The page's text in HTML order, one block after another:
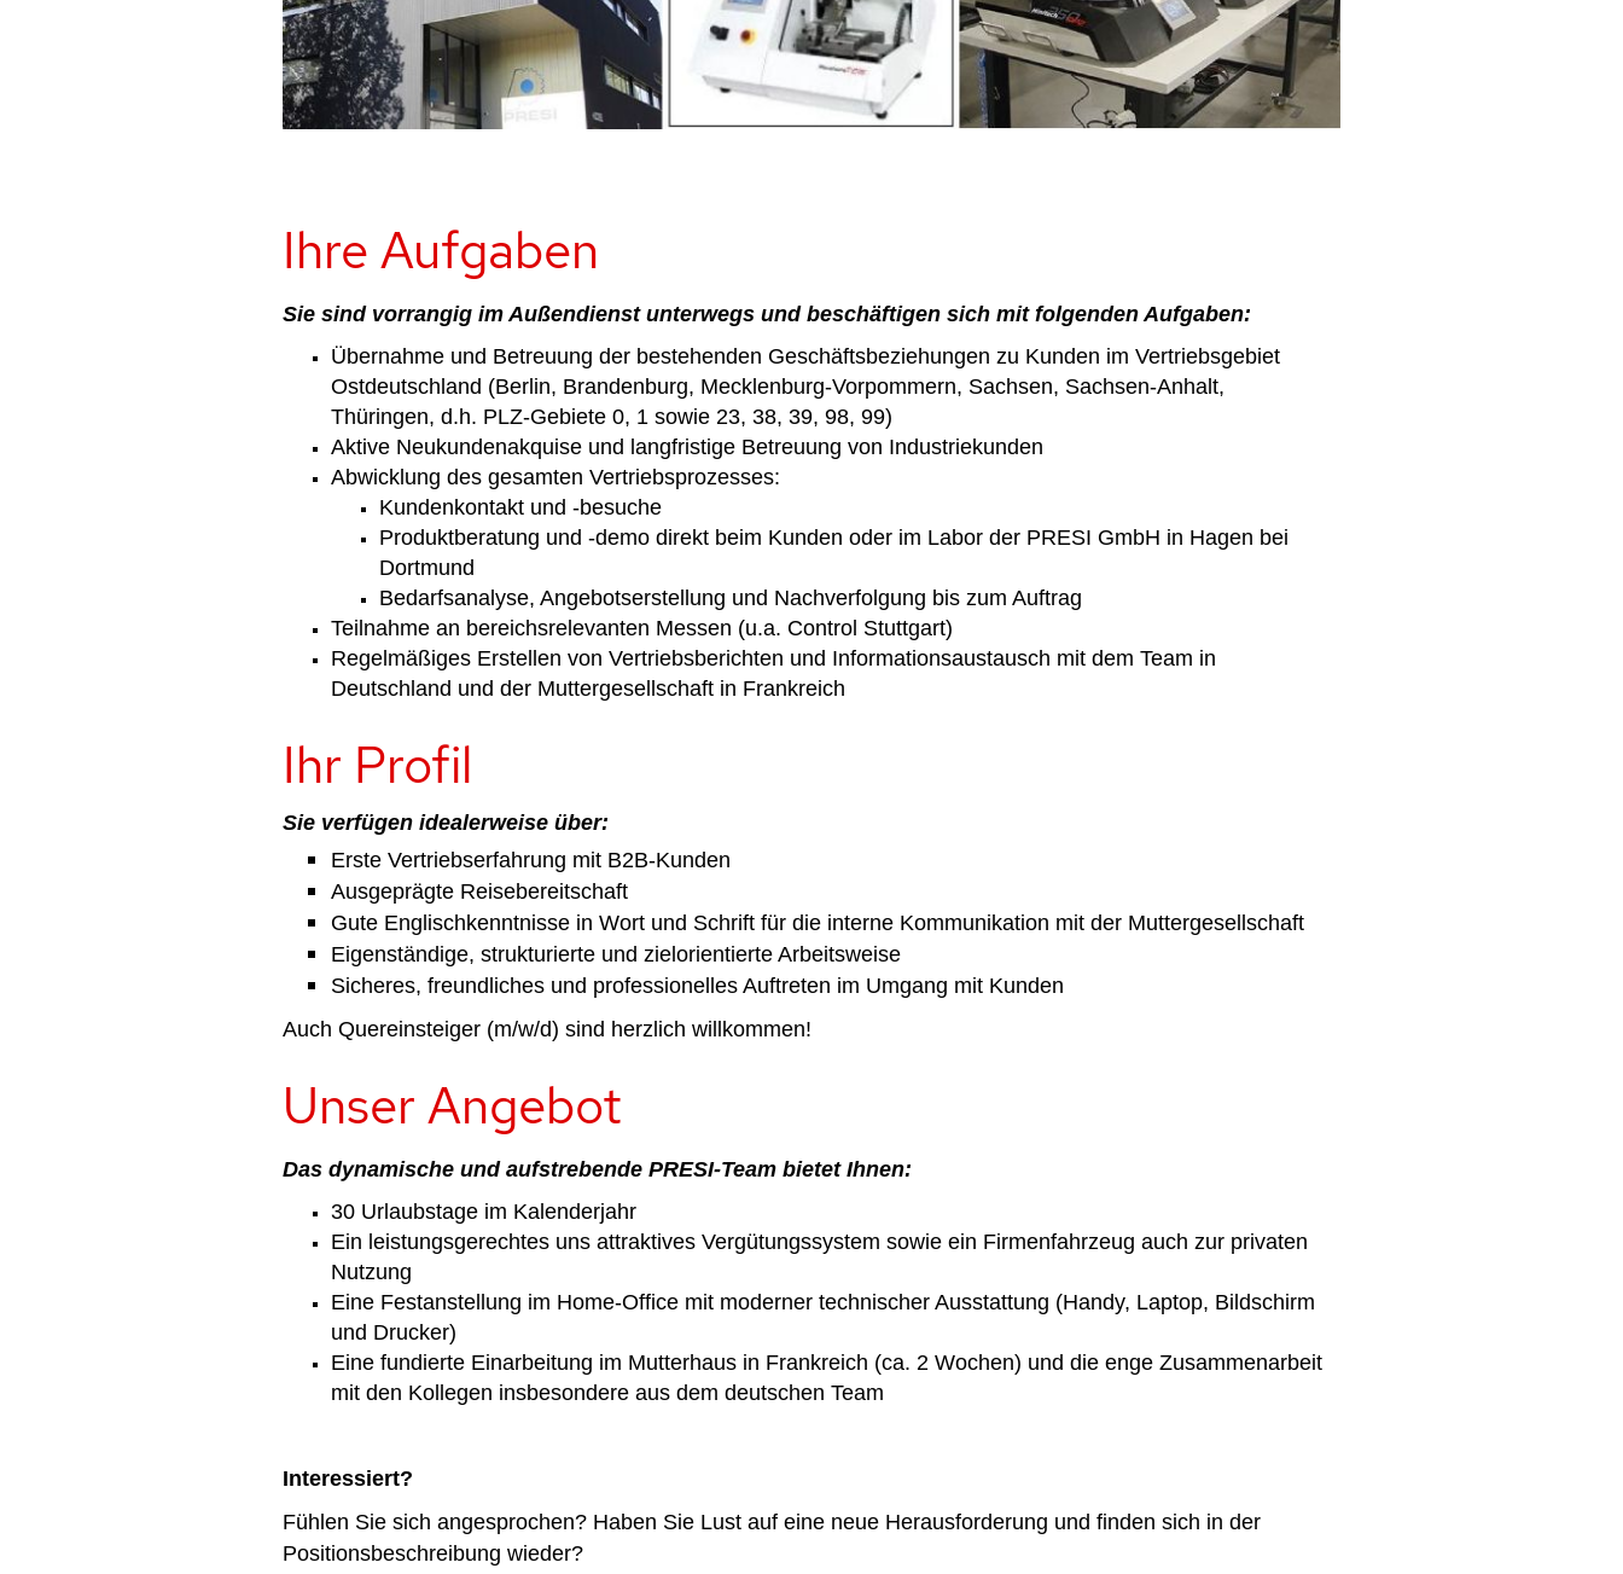
Ihre Aufgaben
Sie sind vorrangig im Außendienst unterwegs und beschäftigen sich mit folgenden Aufgaben:
Übernahme und Betreuung der bestehenden Geschäftsbeziehungen zu Kunden im Vertriebsgebiet
Ostdeutschland (Berlin, Brandenburg, Mecklenburg-Vorpommern, Sachsen, Sachsen-Anhalt,
Thüringen, d.h. PLZ-Gebiete 0, 1 sowie 23, 38, 39, 98, 99)
Aktive Neukundenakquise und langfristige Betreuung von Industriekunden
Abwicklung des gesamten Vertriebsprozesses:
Kundenkontakt und -besuche
Produktberatung und -demo direkt beim Kunden oder im Labor der PRESI GmbH in Hagen bei
Dortmund
Bedarfsanalyse, Angebotserstellung und Nachverfolgung bis zum Auftrag
Teilnahme an bereichsrelevanten Messen (u.a. Control Stuttgart)
Regelmäßiges Erstellen von Vertriebsberichten und Informationsaustausch mit dem Team in
Deutschland und der Muttergesellschaft in Frankreich
Ihr Profil
Sie verfügen idealerweise über:
Erste Vertriebserfahrung mit B2B-Kunden
Ausgeprägte Reisebereitschaft
Gute Englischkenntnisse in Wort und Schrift für die interne Kommunikation mit der Muttergesellschaft
Eigenständige, strukturierte und zielorientierte Arbeitsweise
Sicheres, freundliches und professionelles Auftreten im Umgang mit Kunden
Auch Quereinsteiger (m⁠/⁠w⁠/⁠d) sind herzlich willkommen!
Unser Angebot
Das dynamische und aufstrebende PRESI-Team bietet Ihnen:
30 Urlaubstage im Kalenderjahr
Ein leistungsgerechtes uns attraktives Vergütungssystem sowie ein Firmenfahrzeug auch zur privaten
Nutzung
Eine Festanstellung im Home-Office mit moderner technischer Ausstattung (Handy, Laptop, Bildschirm
und Drucker)
Eine fundierte Einarbeitung im Mutterhaus in Frankreich (ca. 2 Wochen) und die enge Zusammenarbeit
mit den Kollegen insbesondere aus dem deutschen Team
Interessiert?
Fühlen Sie sich angesprochen? Haben Sie Lust auf eine neue Herausforderung und finden sich in der
Positionsbeschreibung wieder?